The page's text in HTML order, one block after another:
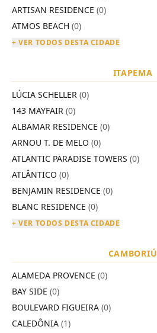
ARTISAN RESIDENCE (0)
ATMOS BEACH (0)
+ VER TODOS DESTA CIDADE
ITAPEMA
LÚCIA SCHELLER (0)
143 MAYFAIR (0)
ALBAMAR RESIDENCE (0)
ARNOU T. DE MELO (0)
ATLANTIC PARADISE TOWERS (0)
ATLÂNTICO (0)
BENJAMIN RESIDENCE (0)
BLANC RESIDENCE (0)
+ VER TODOS DESTA CIDADE
CAMBORIÚ
ALAMEDA PROVENCE (0)
BAY SIDE (0)
BOULEVARD FIGUEIRA (0)
CALEDÔNIA (1)